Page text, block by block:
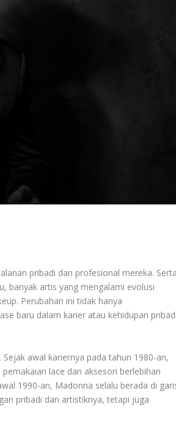
pribadi dan profesional mereka.
banyak artis yang mengalami evolusi
Perubahan ini tidak hanya
baru dalam karier atau kehidupan
awal kariernya pada tahun 1980-an,
lace dan aksesori berlebihan
1990-an, Madonna selalu berada di
pribadi dan artistiknya, tetapi juga